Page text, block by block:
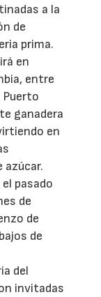
a la
de
prima.
en
entre
Puerto
ganadera
en
azúcar.
pasado
de
de
de
del
invitadas